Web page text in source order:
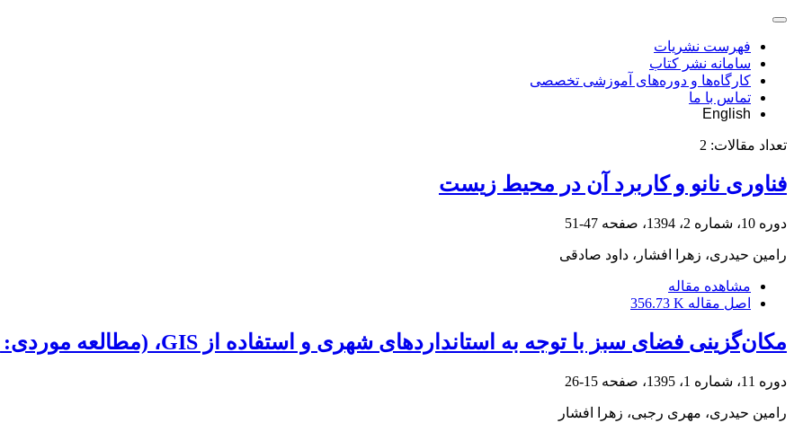
فهرست نشریات
سامانه نشر کتاب
کارگاه‌ها و دوره‌های آموزشی تخصصی
تماس با ما
English
تعداد مقالات: 2
فناوری نانو و کاربرد آن در محیط زیست
دوره 10، شماره 2، 1394، صفحه 47-51
رامین حیدری، زهرا افشار، داود صادقی
مشاهده مقاله
اصل مقاله 356.73 K
مکان‌گزینی فضای سبز با توجه به استانداردهای شهری و استفاده از GIS، (مطالعه موردی: پارک‌های شهر ماهدشت)
دوره 11، شماره 1، 1395، صفحه 15-26
رامین حیدری، مهری رجبی، زهرا افشار